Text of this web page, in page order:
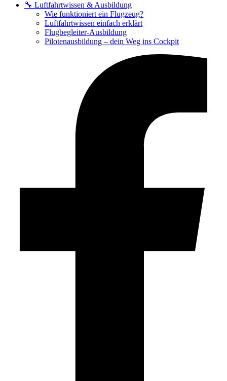
🔧 Luftfahrtwissen & Ausbildung
Wie funktioniert ein Flugzeug?
Luftfahrtwissen einfach erklärt
Flugbegleiter-Ausbildung
Pilotenausbildung – dein Weg ins Cockpit